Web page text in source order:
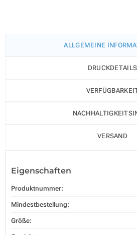
ALLGEMEINE
DRUCKDETAILS
VERSAND
Eigenschaften
Produktnummer:
Mindestbestellung:
Größe: